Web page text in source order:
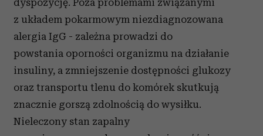
dyspozycję. Poza problemami związanymi
z układem pokarmowym niezdiagnozowana
alergia IgG - zależna prowadzi do
powstania oporności organizmu na działanie
insuliny, a zmniejszenie dostępności glukozy
oraz transportu tlenu do komórek skutkują
znacznie gorszą zdolnością do wysiłku.
Nieleczony stan zapalny